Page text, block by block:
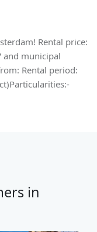
Rental price:
and municipal
Rental period:
in